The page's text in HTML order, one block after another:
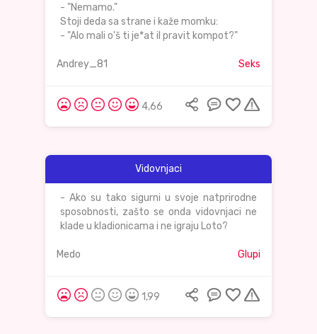
- "Nemamo."
Stoji deda sa strane i kaže momku:
- "Alo mali o'š ti je*at il pravit kompot?"
Andrey_81 Seks
4,66
Vidovnjaci
- Ako su tako sigurni u svoje natprirodne
sposobnosti, zašto se onda vidovnjaci ne
klade u kladionicama i ne igraju Loto?
Medo Glupi
1,99